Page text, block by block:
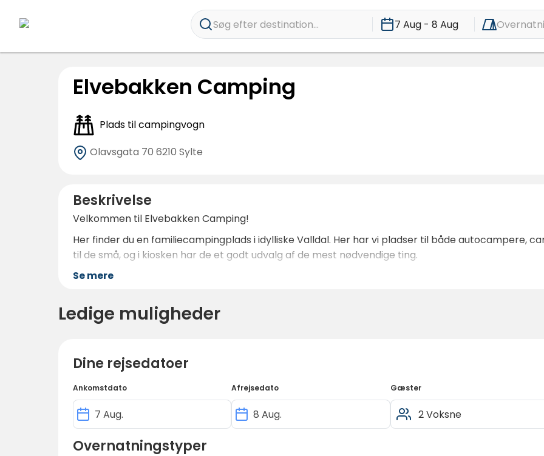
Søg efter destination... 7 Aug - 8 Aug
Elvebakken Camping
Plads til campingvogn
Olavsgata 70 6210 Sylte
Beskrivelse
Velkommen til Elvebakken Camping!
Her finder du en familiecampingplads i idylliske Valldal. Her har vi pladser til både autocampere,
til de små, og i kiosken har de et godt udvalg af de mest nødvendige ting.
Se mere
Ledige muligheder
Dine rejsedatoer
Ankomstdato Afrejsedato Gæster
Overnatningstyper